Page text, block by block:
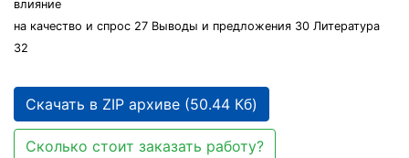
влияние
на качество и спрос 27 Выводы и предложения 30 Литература
32
Скачать в ZIP архиве (50.44 Кб)
Сколько стоит заказать работу?